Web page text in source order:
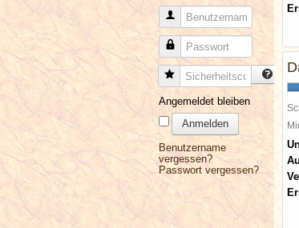
Benutzername
Passwort
Sicherheitscode
Angemeldet bleiben
Anmelden
Benutzername
vergessen?
Passwort vergessen?